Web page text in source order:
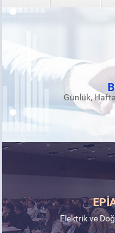
Günlük,
Elektrik ve